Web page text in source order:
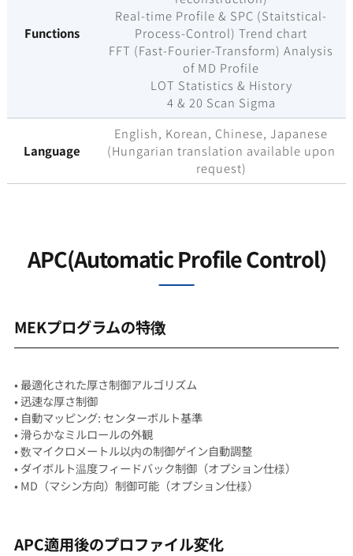
Functions
Real-time Profile & SPC (Staitstical-
Process-Control) Trend chart
FFT (Fast-Fourier-Transform) Analysis
of MD Profile
LOT Statistics & History
4 & 20 Scan Sigma
Language
English, Korean, Chinese, Japanese
(Hungarian translation available upon
request)
APC(Automatic Profile Control)
MEKプログラムの特徴
• 最適化された厚さ制御アルゴリズム
• 迅速な厚さ制御
• 自動マッピング: センターボルト基準
• 滑らかなミルロールの外観
• 数マイクロメートル以内の制御ゲイン自動調整
• ダイボルト温度フィードバック制御（オプション仕様）
• MD（マシン方向）制御可能（オプション仕様）
APC適用後のプロファイル変化